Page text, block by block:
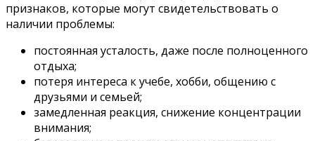
признаков, которые могут свидетельствовать о
наличии проблемы:
постоянная усталость, даже после полноценного
отдыха;
потеря интереса к учебе, хобби, общению с
друзьями и семьей;
замедленная реакция, снижение концентрации
внимания;